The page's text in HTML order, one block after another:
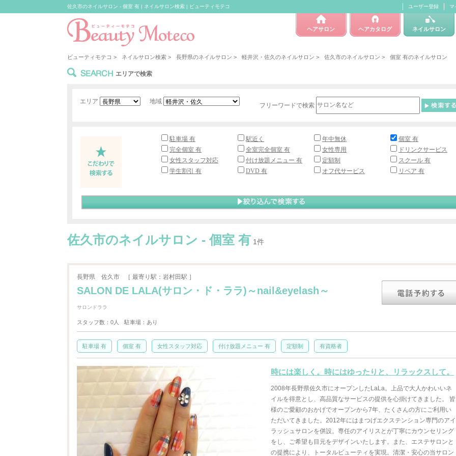
佐久市のネイルサロン - 個室 有 | ネイルサロン検索 | ビューティモテコ ユーザー登録 マ
ヘアサロン ヘアカタログ ネイルサロン
ビューティモテコ > ネイルサロン検索 > 長野県のネイルサロン > 軽井沢・佐久のネイルサロン > 佐久市のネイルサロン > 個室 有のネイルサロン
SEARCH エリアで検索
エリア 地域
フリーワードで検索
駐車場 有 駅近く 年中無休
個室 有
完全個室 有
全室完全個室 有 女性専用
ドリンクサービス
女性スタッフ対応
付け放題メニュー 有 定額制
スクール 有
学生割引 有
DVD 有 オフ代サービス リペア 有
佐久市のネイルサロン - 個室 有 1件
長野県 佐久市 ［ 最寄り駅：岩村田駅 ］
SALON DE LALA(サロン・ド・ララ)～nail&eyelash～
サロンドララ
スタッフ数：0人 駐車場：あり
駐車場 有 個室 有 女性スタッフ対応 付け放題メニュー 有 定額制 有資格者
時には楽しく。時にはゆったりと、リラックスして。
2008年長野県佐久市にオープンしたLaLa。上品で大人かわいいネ
イルを得意とし、高品質なサービスの提供を心掛けてきました。 皆
様のご愛顧のおかげでオープンから7年、たくさんの方にご利用い
ただいてきました。2012年にはまつげエクステンション専門のアイ
ラッシュサロンを併設。専任のアイリスとが丁寧にカウンセリング
をし、ご希望も目元をデザインいたします。また、エステサロンと
の提携により、トータルビューティを実現。清潔・安心の当サロン